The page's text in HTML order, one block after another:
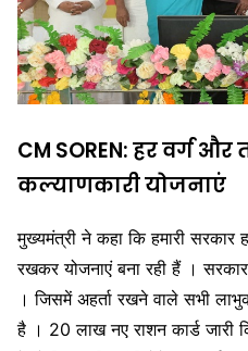
CM SOREN: हर वर्ग
कल्याणकारी योजनाएं
मुख्यमंत्री ने कहा कि हमारी
रखकर योजनाएं बना रही हैं ।
। जिसमें अहर्ता रखने वाले सभी
है । 20 लाख नए राशन कार्ड जारी